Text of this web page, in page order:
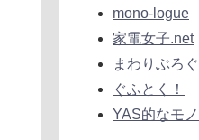
mono-logue
家電女子.net
まわりぶろぐ
ぐふとく！
YAS的なモノ